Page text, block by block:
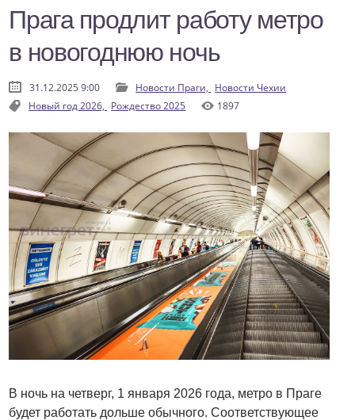
Прага продлит работу метро
в новогоднюю ночь
31.12.2025 9:00 Новости Праги, Новости Чехии
Новый год 2026, Рождество 2025 1897
В ночь на четверг, 1 января 2026 года, метро в Праге
будет работать дольше обычного. Соответствующее